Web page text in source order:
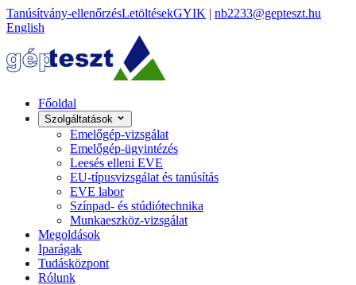
Tanúsítvány-ellenőrzésLetöltésekGYIK | nb2233@gepteszt.hu
English
Főoldal
Szolgáltatások
Emelőgép-vizsgálat
Emelőgép-ügyintézés
Leesés elleni EVE
EU-típusvizsgálat és tanúsítás
EVE labor
Színpad- és stúdiótechnika
Munkaeszköz-vizsgálat
Megoldások
Iparágak
Tudásközpont
Rólunk